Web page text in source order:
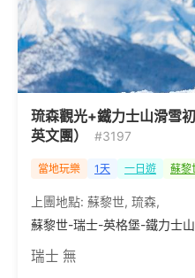
琉森觀光+鐵力士山滑雪
英文團）
#3197
當地玩樂 1天 一日遊 蘇黎
上團地點: 蘇黎世, 琉森,
蘇黎世-瑞士-英格堡-鐵力士
瑞士 無